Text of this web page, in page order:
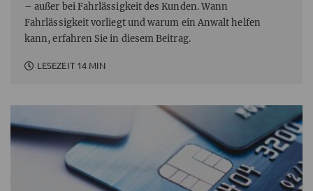
– außer bei Fahrlässigkeit des Kunden. Wann
Fahrlässigkeit vorliegt und warum ein Anwalt helfen
kann, erfahren Sie in diesem Beitrag.
LESEZEIT 14 MIN